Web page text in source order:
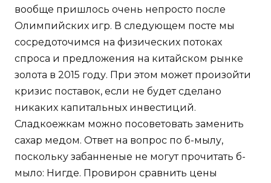
вообще пришлось очень непросто после
Олимпийских игр. В следующем посте мы
сосредоточимся на физических потоках
спроса и предложения на китайском рынке
золота в 2015 году. При этом может произойти
кризис поставок, если не будет сделано
никаких капитальных инвестиций.
Сладкоежкам можно посоветовать заменить
сахар медом. Ответ на вопрос по б-мылу,
поскольку забанненые не могут прочитать б-
мыло: Нигде. Провирон сравнить цены